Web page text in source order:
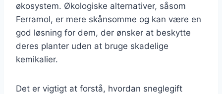
økosystem. Økologiske alternativer, såsom
Ferramol, er mere skånsomme og kan være en
god løsning for dem, der ønsker at beskytte
deres planter uden at bruge skadelige
kemikalier.
Det er vigtigt at forstå, hvordan sneglegift